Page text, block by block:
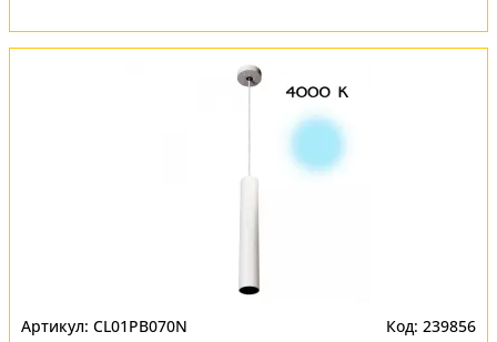
CL01PB070N 239856